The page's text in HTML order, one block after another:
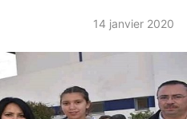
14 janvier 2020